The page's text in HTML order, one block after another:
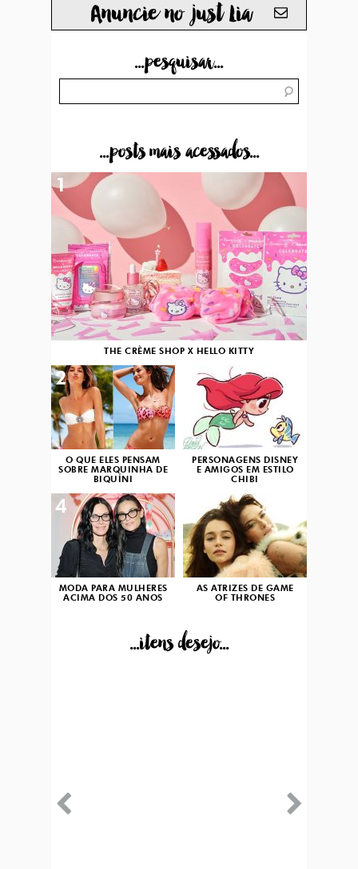
Anuncie no just Lia
...pesquisar...
...posts mais acessados...
THE CRÈME SHOP X HELLO KITTY
1
O QUE ELES PENSAM
SOBRE MARQUINHA DE
BIQUÍNI
2
PERSONAGENS DISNEY
E AMIGOS EM ESTILO
CHIBI
3
MODA PARA MULHERES
ACIMA DOS 50 ANOS
4
AS ATRIZES DE GAME
OF THRONES
...itens desejo...